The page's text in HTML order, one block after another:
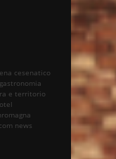
cesenatico
e territorio
news